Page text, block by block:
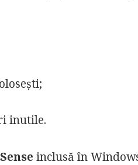
inutile.
inclusă în